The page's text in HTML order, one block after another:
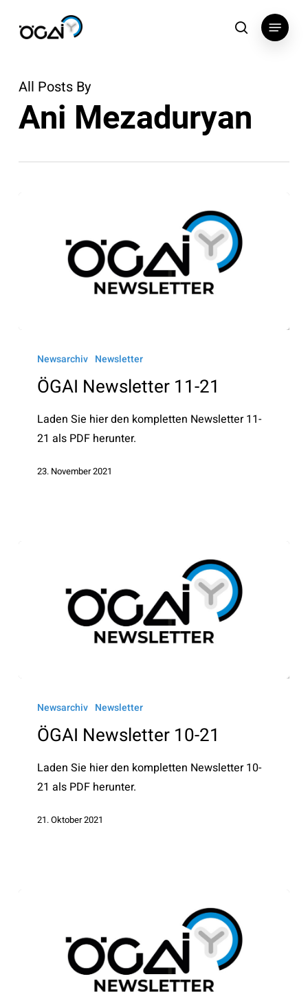
search
Menu
All Posts By
Ani Mezaduryan
Newsletter
Newsarchiv Newsletter
ÖGAI Newsletter 11-21
Laden Sie hier den kompletten Newsletter 11-
21 als PDF herunter.
23. November 2021
Newsletter
Newsarchiv Newsletter
ÖGAI Newsletter 10-21
Laden Sie hier den kompletten Newsletter 10-
21 als PDF herunter.
21. Oktober 2021